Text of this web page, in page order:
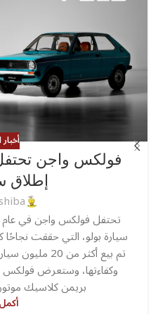
إطلاق
تم بيع أكثر
وكفاءتها، وستعرض
بريمن كلاسيك